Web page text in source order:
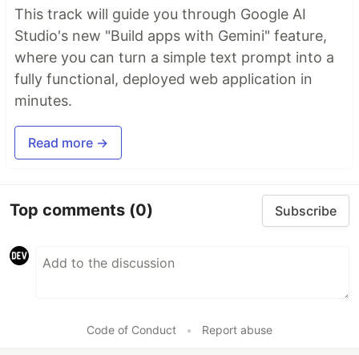
This track will guide you through Google AI
Studio's new "Build apps with Gemini" feature,
where you can turn a simple text prompt into a
fully functional, deployed web application in
minutes.
Read more →
Top comments (0) Subscribe
Code of Conduct • Report abuse